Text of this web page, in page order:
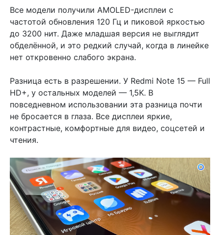
Все модели получили AMOLED-дисплеи с
частотой обновления 120 Гц и пиковой яркостью
до 3200 нит. Даже младшая версия не выглядит
обделённой, и это редкий случай, когда в линейке
нет откровенно слабого экрана.
Разница есть в разрешении. У Redmi Note 15 — Full
HD+, у остальных моделей — 1,5K. В
повседневном использовании эта разница почти
не бросается в глаза. Все дисплеи яркие,
контрастные, комфортные для видео, соцсетей и
чтения.